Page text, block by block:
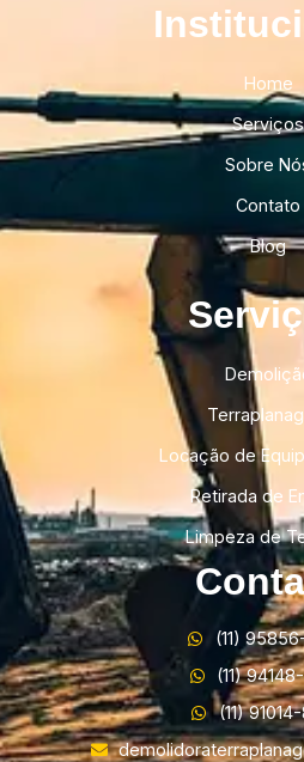
Home
Serviços
Sobre
Contato
Blog
Locação de
Retirada de
Limpeza de
(11)
(11)
(11)